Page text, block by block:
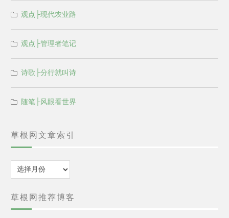
观点├现代农业路
观点├管理者笔记
诗歌├分行就叫诗
随笔├风眼看世界
草根网文章索引
归
档
草根网推荐博客